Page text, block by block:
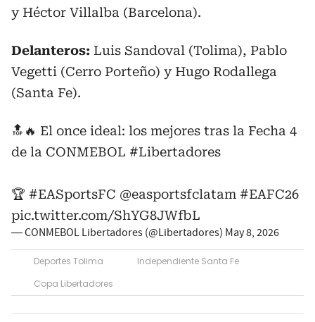
y Héctor Villalba (Barcelona).
Delanteros: Luis Sandoval (Tolima), Pablo
Vegetti (Cerro Porteño) y Hugo Rodallega
(Santa Fe).
🔝🔥 El once ideal: los mejores tras la Fecha 4
de la CONMEBOL #Libertadores
🏆 #EASportsFC @easportsfclatam #EAFC26
pic.twitter.com/ShYG8JWfbL
— CONMEBOL Libertadores (@Libertadores) May 8, 2026
Deportes Tolima
Independiente Santa Fe
Copa Libertadores